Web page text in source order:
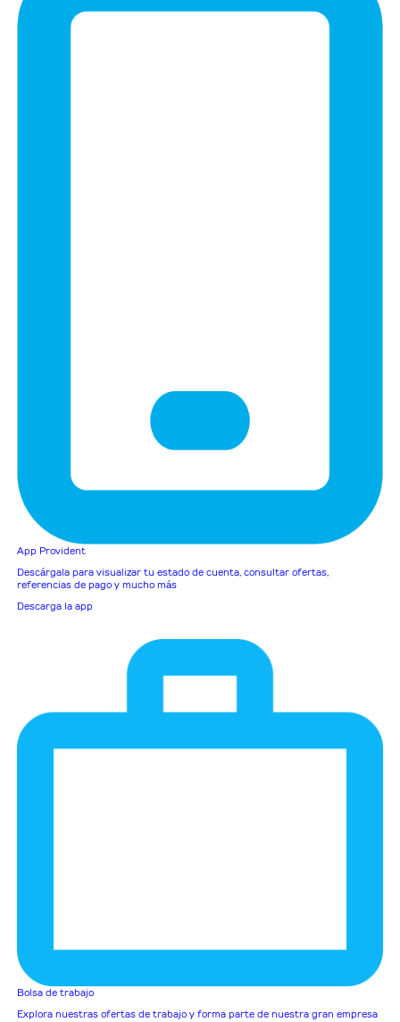
App Provident
Descárgala para visualizar tu estado de cuenta, consultar ofertas,
referencias de pago y mucho más
Descarga la app
Bolsa de trabajo
Explora nuestras ofertas de trabajo y forma parte de nuestra gran empresa